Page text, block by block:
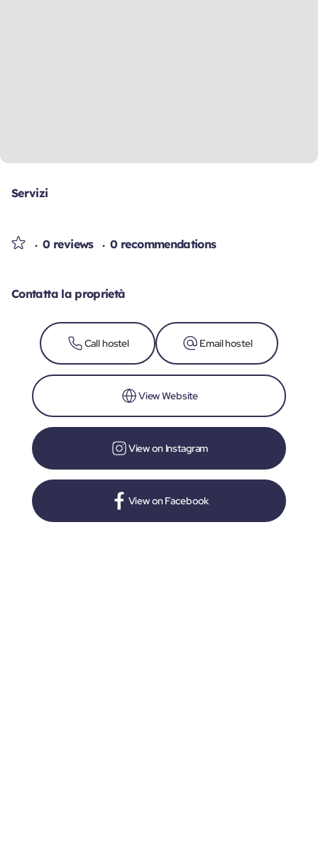
Servizi
0 reviews 0 recommendations
Contatta la proprietà
Call hostel Email hostel
View Website
View on Instagram
View on Facebook